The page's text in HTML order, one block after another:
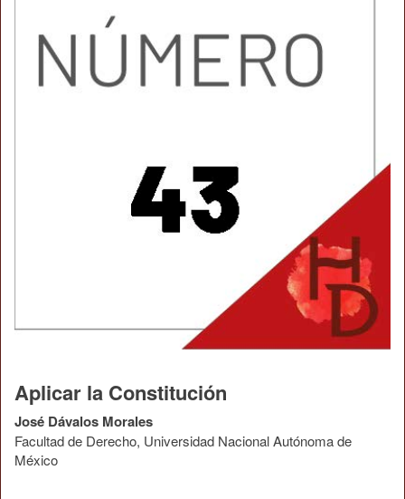
Aplicar la Constitución
José Dávalos Morales
Facultad de Derecho, Universidad Nacional Autónoma de
México